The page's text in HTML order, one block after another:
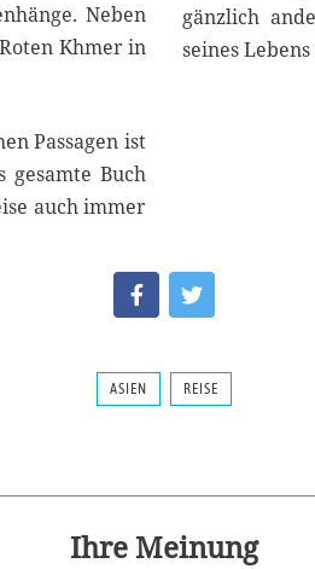
Neben
Khmer in
Passagen ist
Buch
auch immer
gänzlich
seines
ASIEN REISE
Ihre Meinung